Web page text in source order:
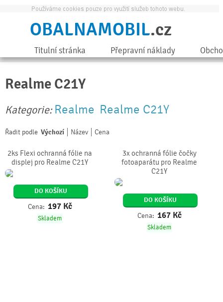
OBALNAMOBIL.cz
Titulní stránka Přepravní náklady
Realme C21Y
Kategorie: Realme Realme C21Y
Řadit podle Výchozí Název Cena
2ks Flexi ochranná fólie na
displej pro Realme C21Y
DO KOŠÍKU
Cena: 197 Kč
Skladem
3x ochranná fólie čočky
fotoaparátu pro Realme
C21Y
DO KOŠÍKU
Cena: 167 Kč
Skladem